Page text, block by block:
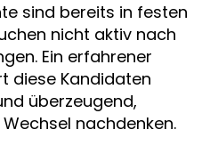
sind bereits in festen
nicht aktiv nach
Ein erfahrener
diese Kandidaten
überzeugend,
nachdenken.